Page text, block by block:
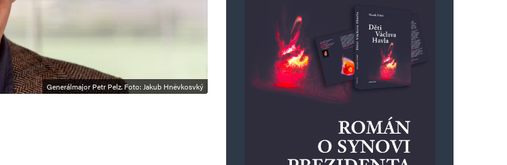
Generálmajor Petr Pelz. Foto: Jakub Hněvkosvký